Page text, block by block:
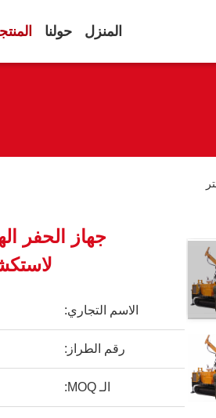
المنزل حولنا
جهاز الحفر
الاسم التجاري:
رقم الطراز:
الـ MOQ: